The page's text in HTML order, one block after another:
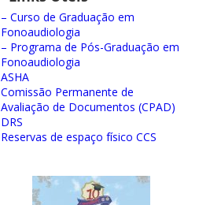
– Curso de Graduação em
Fonoaudiologia
– Programa de Pós-Graduação em
Fonoaudiologia
ASHA
Comissão Permanente de
Avaliação de Documentos (CPAD)
DRS
Reservas de espaço físico CCS